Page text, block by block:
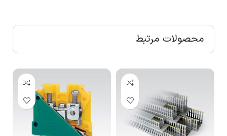
محصولات مرتبط